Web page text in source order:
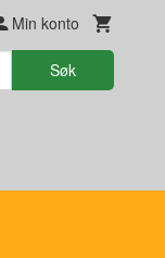
Min konto
Søk